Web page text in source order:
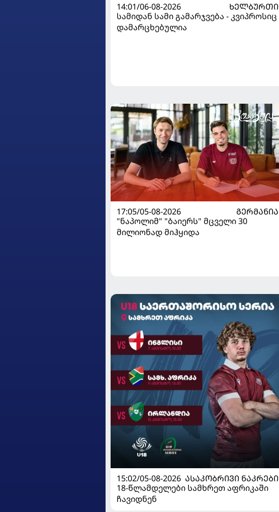
14:01/06-08-2026
ᲮᲔᲚᲑᲣᲠᲗᲘ
სამიდან სამი გამარჯვება - კვიპროსიც
დამარცხებულია
17:05/05-08-2026
ᲒᲔᲠᲛᲐᲜᲘᲐ
"ნაპოლიმ" "ბაიერს" მცველი 30
მილიონად მიჰყიდა
15:02/05-08-2026 ᲐᲡᲐᲙᲝᲑᲠᲘᲕᲘ ᲜᲐᲙᲠᲔᲑᲘ
18-წლამდელები სამხრეთ აფრიკაში
ჩავიდნენ